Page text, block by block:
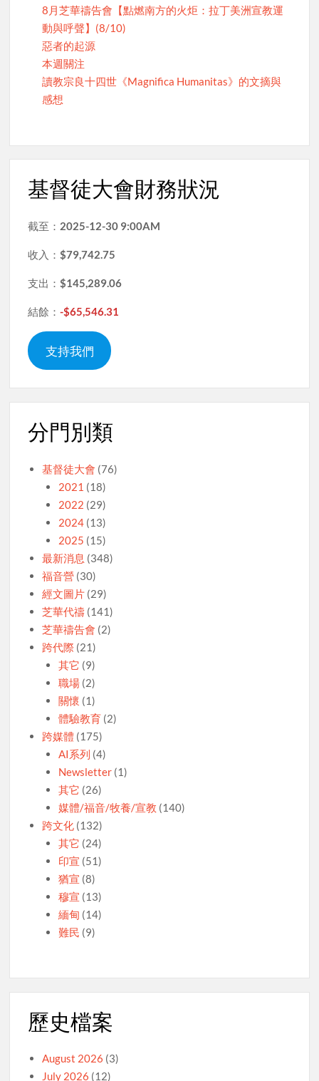
8月芝華禱告會【點燃南方的火炬：拉丁美洲宣教運
動與呼聲】(8/10)
惡者的起源
本週關注
讀教宗良十四世《Magnifica Humanitas》的文摘與
感想
基督徒大會財務狀況
截至： 2025-12-30 9:00AM
收入：$79,742.75
支出：$145,289.06
結餘：-$65,546.31
支持我們
分門別類
基督徒大會 (76)
2021 (18)
2022 (29)
2024(13)
2025 (15)
最新消息 (348)
福音營 (30)
經文圖片 (29)
芝華代禱 (141)
芝華禱告會 (2)
跨代際 (21)
其它 (9)
職場(2)
關懷 (1)
體驗教育(2)
跨媒體 (175)
AI系列 (4)
Newsletter(1)
其它 (26)
媒體/福音/牧養/宣教 (140)
跨文化 (132)
其它 (24)
印宣 (51)
猶宣 (8)
穆宣 (13)
緬甸 (14)
難民 (9)
歷史檔案
August 2026 (3)
July 2026 (12)